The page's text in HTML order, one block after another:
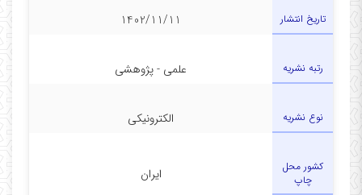
تاریخ انتشار 1402/11/11
رتبه نشریه علمی - پژوهشی
نوع نشریه الکترونیکی
کشور محل
چاپ
ایران